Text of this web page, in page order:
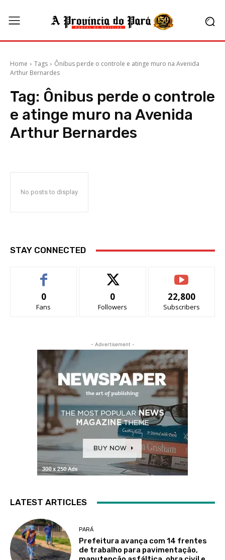
Home Tags
Ônibus perde o controle e atinge muro na Avenida
Arthur Bernardes
Tag: Ônibus perde o controle
e atinge muro na Avenida
Arthur Bernardes
No posts to display
STAY CONNECTED
0
Fans
0
Followers
22,800
Subscribers
- Advertisement -
LATEST ARTICLES
PARÁ
Prefeitura avança com 14 frentes
de trabalho para pavimentação,